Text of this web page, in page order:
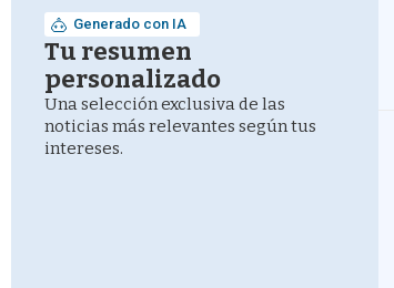
Generado con IA
Tu resumen
personalizado
Una selección exclusiva de las
noticias más relevantes según tus
intereses.